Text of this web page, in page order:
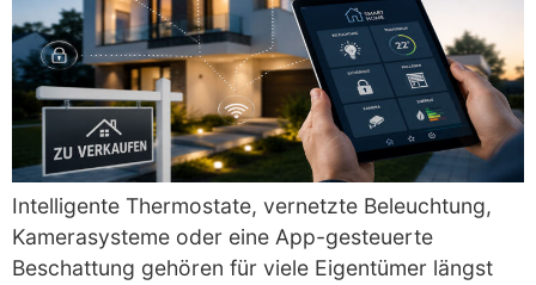
Intelligente Thermostate, vernetzte Beleuchtung,
Kamerasysteme oder eine App-gesteuerte
Beschattung gehören für viele Eigentümer längst